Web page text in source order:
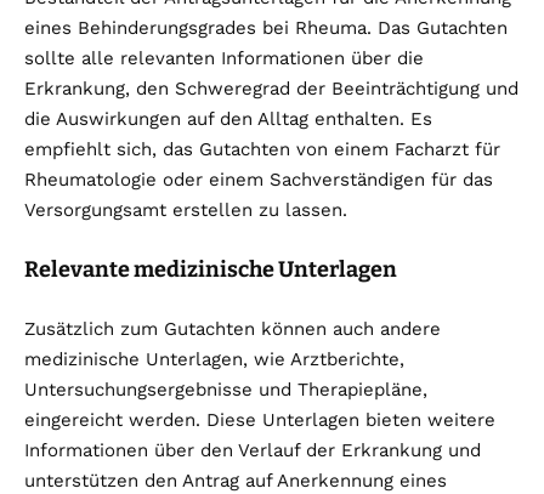
eines Behinderungsgrades bei Rheuma. Das Gutachten
sollte alle relevanten Informationen über die
Erkrankung, den Schweregrad der Beeinträchtigung und
die Auswirkungen auf den Alltag enthalten. Es
empfiehlt sich, das Gutachten von einem Facharzt für
Rheumatologie oder einem Sachverständigen für das
Versorgungsamt erstellen zu lassen.
Relevante medizinische Unterlagen
Zusätzlich zum Gutachten können auch andere
medizinische Unterlagen, wie Arztberichte,
Untersuchungsergebnisse und Therapiepläne,
eingereicht werden. Diese Unterlagen bieten weitere
Informationen über den Verlauf der Erkrankung und
unterstützen den Antrag auf Anerkennung eines